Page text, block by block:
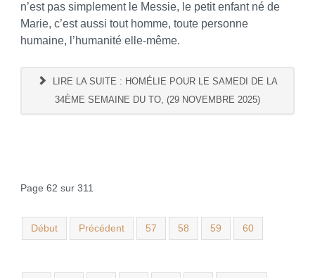
n’est pas simplement le Messie, le petit enfant né de
Marie, c’est aussi tout homme, toute personne
humaine, l’humanité elle-même.
LIRE LA SUITE : HOMÉLIE POUR LE SAMEDI DE LA
34ÈME SEMAINE DU TO, (29 NOVEMBRE 2025)
Page 62 sur 311
Début Précédent 57 58 59 60